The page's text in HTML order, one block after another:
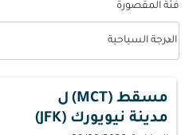
فئة المقصورة
فئة المقصورة option الدرجة السياحية Selected
الدرجة السياحية
keyboard_arrow_down
مسقط (MCT)
ل
مدينة نيويورك (JFK)